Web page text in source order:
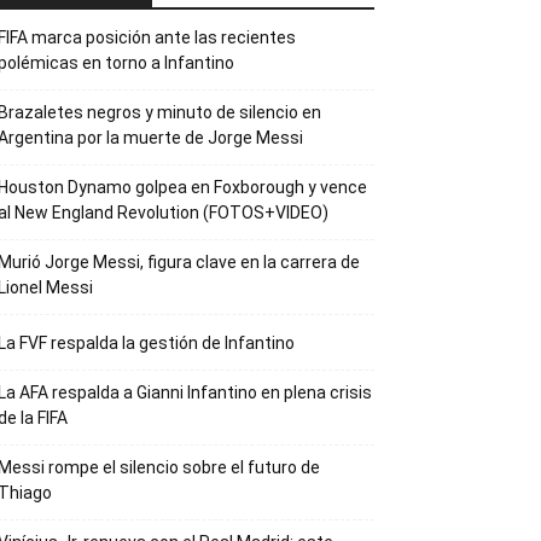
FIFA marca posición ante las recientes
en torno a Infantino
Brazaletes negros y minuto de silencio en
por la muerte de Jorge Messi
Houston Dynamo golpea en Foxborough y vence
New England Revolution (FOTOS+VIDEO)
Murió Jorge Messi, figura clave en la carrera de
Lionel Messi
La FVF respalda la gestión de Infantino
La AFA respalda a Gianni Infantino en plena crisis
la FIFA
Messi rompe el silencio sobre el futuro de
Thiago